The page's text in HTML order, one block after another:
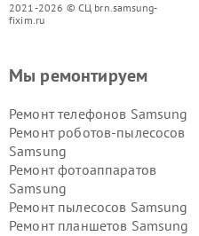
2021-2026 © СЦ brn.samsung-
fixim.ru
Мы ремонтируем
Ремонт телефонов Samsung
Ремонт роботов-пылесосов
Samsung
Ремонт фотоаппаратов
Samsung
Ремонт пылесосов Samsung
Ремонт планшетов Samsung